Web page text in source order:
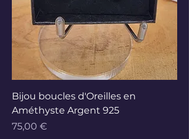
Bijou boucles d'Oreilles en
Améthyste Argent 925
Prix
75,00 €